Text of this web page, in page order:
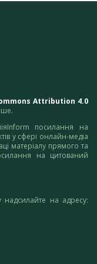
Attribution 4.0
посилання на
у сфері онлайн-медіа
матеріалу прямого та
на цитований
надсилайте на адресу: